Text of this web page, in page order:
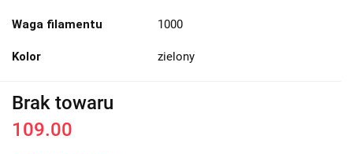
Waga filamentu 1000
Kolor zielony
Brak towaru
109.00